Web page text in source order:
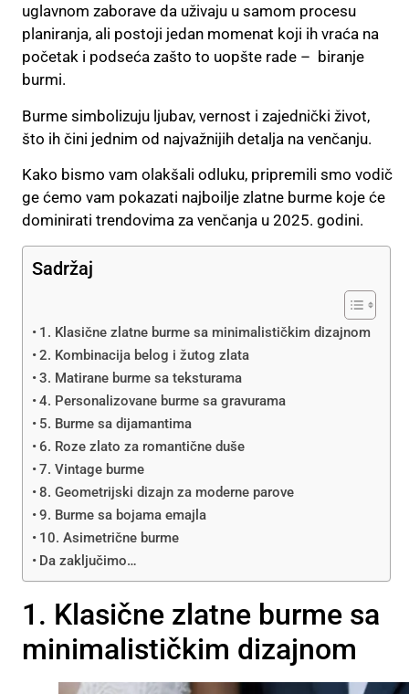
uglavnom zaborave da uživaju u samom procesu
planiranja, ali postoji jedan momenat koji ih vraća na
početak i podseća zašto to uopšte rade – biranje
burmi.
Burme simbolizuju ljubav, vernost i zajednički život,
što ih čini jednim od najvažnijih detalja na venčanju.
Kako bismo vam olakšali odluku, pripremili smo vodič
ge ćemo vam pokazati najboilje zlatne burme koje će
dominirati trendovima za venčanja u 2025. godini.
Sadržaj
1. Klasične zlatne burme sa minimalističkim dizajnom
2. Kombinacija belog i žutog zlata
3. Matirane burme sa teksturama
4. Personalizovane burme sa gravurama
5. Burme sa dijamantima
6. Roze zlato za romantične duše
7. Vintage burme
8. Geometrijski dizajn za moderne parove
9. Burme sa bojama emajla
10. Asimetrične burme
Da zaključimo…
1. Klasične zlatne burme sa
minimalističkim dizajnom